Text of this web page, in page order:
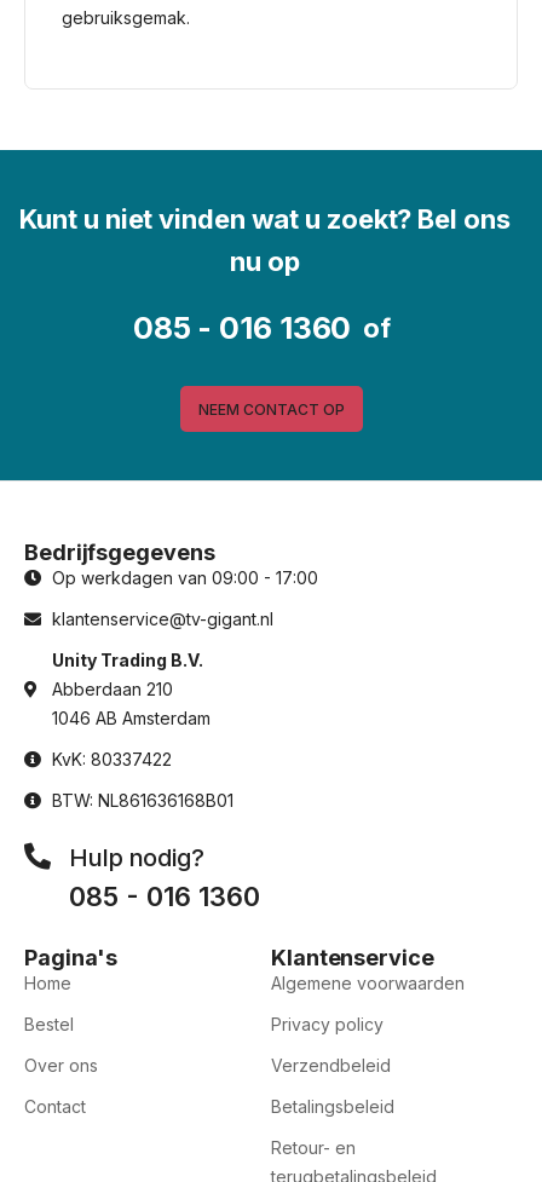
gebruiksgemak.
Kunt u niet vinden wat u zoekt? Bel ons
nu op
085 - 016 1360 of
NEEM CONTACT OP
Bedrijfsgegevens
Op werkdagen van 09:00 - 17:00
klantenservice@tv-gigant.nl
Unity Trading B.V.
Abberdaan 210
1046 AB Amsterdam
KvK: 80337422
BTW: NL861636168B01
Hulp nodig?
085 - 016 1360
Pagina's
Home
Bestel
Over ons
Contact
Klantenservice
Algemene voorwaarden
Privacy policy
Verzendbeleid
Betalingsbeleid
Retour- en
terugbetalingsbeleid